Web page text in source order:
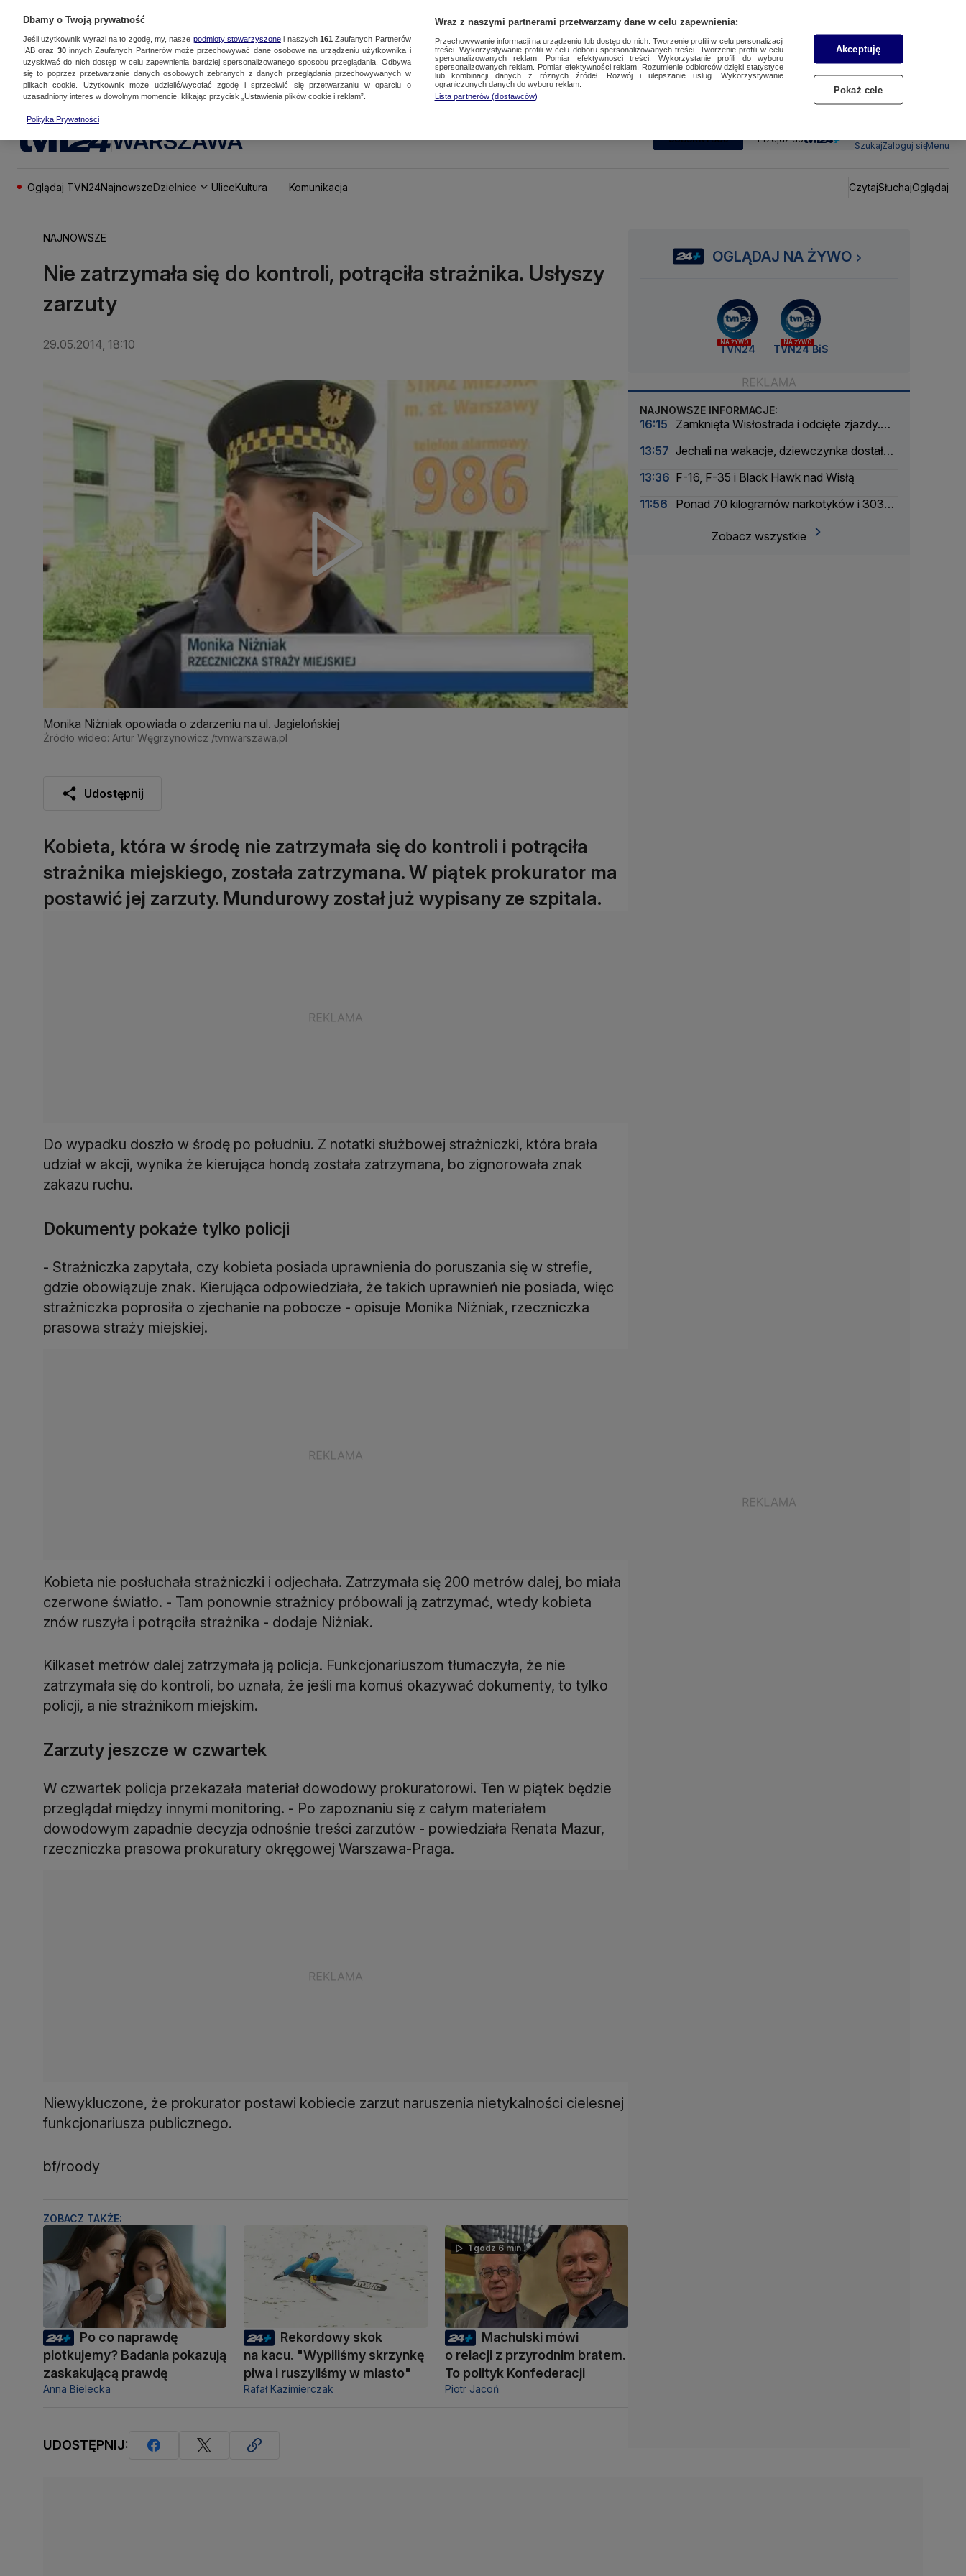
WARSZAWA SUBSKRYBUJ Przejdź do
SzukajZaloguj sięMenu
Oglądaj TVN24NajnowszeDzielnice UliceKultura Komunikacja CzytajSłuchajOglądaj
NAJNOWSZE
Nie zatrzymała się do kontroli, potrąciła strażnika. Usłyszy
zarzuty
29.05.2014, 18:10
Monika Niżniak opowiada o zdarzeniu na ul. Jagielońskiej
Źródło wideo: Artur Węgrzynowicz /tvnwarszawa.pl
Udostępnij
Kobieta, która w środę nie zatrzymała się do kontroli i potrąciła
strażnika miejskiego, została zatrzymana. W piątek prokurator ma
postawić jej zarzuty. Mundurowy został już wypisany ze szpitala.
Do wypadku doszło w środę po południu. Z notatki służbowej strażniczki, która brała
udział w akcji, wynika że kierująca hondą została zatrzymana, bo zignorowała znak
zakazu ruchu.
Dokumenty pokaże tylko policji
- Strażniczka zapytała, czy kobieta posiada uprawnienia do poruszania się w strefie,
gdzie obowiązuje znak. Kierująca odpowiedziała, że takich uprawnień nie posiada, więc
strażniczka poprosiła o zjechanie na pobocze - opisuje Monika Niżniak, rzeczniczka
prasowa straży miejskiej.
Kobieta nie posłuchała strażniczki i odjechała. Zatrzymała się 200 metrów dalej, bo miała
czerwone światło. - Tam ponownie strażnicy próbowali ją zatrzymać, wtedy kobieta
znów ruszyła i potrąciła strażnika - dodaje Niżniak.
Kilkaset metrów dalej zatrzymała ją policja. Funkcjonariuszom tłumaczyła, że nie
zatrzymała się do kontroli, bo uznała, że jeśli ma komuś okazywać dokumenty, to tylko
policji, a nie strażnikom miejskim.
Zarzuty jeszcze w czwartek
W czwartek policja przekazała materiał dowodowy prokuratorowi. Ten w piątek będzie
przeglądał między innymi monitoring. - Po zapoznaniu się z całym materiałem
dowodowym zapadnie decyzja odnośnie treści zarzutów - powiedziała Renata Mazur,
rzeczniczka prasowa prokuratury okręgowej Warszawa-Praga.
Niewykluczone, że prokurator postawi kobiecie zarzut naruszenia nietykalności cielesnej
funkcjonariusza publicznego.
bf/roody
ZOBACZ TAKŻE:
Po co naprawdę
plotkujemy? Badania pokazują
zaskakującą prawdę
Anna Bielecka
Rekordowy skok
na kacu. "Wypiliśmy skrzynkę
piwa i ruszyliśmy w miasto"
Rafał Kazimierczak
1 godz 6 min
Machulski mówi
o relacji z przyrodnim bratem.
To polityk Konfederacji
Piotr Jacoń
UDOSTĘPNIJ:
OGLĄDAJ NA ŻYWO
NA ŻYWO
TVN24
NA ŻYWO
TVN24 BiS
NAJNOWSZE INFORMACJE:
16:15
Zamknięta Wisłostrada i odcięte zjazdy.
13:57 Jechali na wakacje, dziewczynka dostała
13:36 F-16, F-35 i Black Hawk nad Wisłą
11:56
Ponad 70 kilogramów narkotyków i 303
Zobacz wszystkie
Dbamy o Twoją prywatność
Jeśli użytkownik wyrazi na to zgodę, my, nasze podmioty stowarzyszonei naszych 161 Zaufanych Partnerów
IAB oraz 30innych Zaufanych Partnerów może przechowywać dane osobowe na urządzeniu użytkownika i
uzyskiwać do nich dostęp w celu zapewnienia bardziej spersonalizowanego sposobu przeglądania. Odbywa
się to poprzez przetwarzanie danych osobowych zebranych z danych przeglądania przechowywanych w
plikach cookie. Użytkownik może udzielić/wycofać zgodę i sprzeciwić się przetwarzaniu w oparciu o
uzasadniony interes w dowolnym momencie, klikając przycisk „Ustawienia plików cookie i reklam”.
Polityka Prywatności
Wraz z naszymi partnerami przetwarzamy dane w celu zapewnienia:
Przechowywanie informacji na urządzeniu lub dostęp do nich. Tworzenie profili w celu personalizacji
treści. Wykorzystywanie profili w celu doboru spersonalizowanych treści. Tworzenie profili w celu
spersonalizowanych reklam. Pomiar efektywności treści. Wykorzystanie profili do wyboru
spersonalizowanych reklam. Pomiar efektywności reklam. Rozumienie odbiorców dzięki statystyce
lub kombinacji danych z różnych źródeł. Rozwój i ulepszanie usług. Wykorzystywanie
ograniczonych danych do wyboru reklam.
Lista partnerów (dostawców)
Akceptuję
Pokaż cele